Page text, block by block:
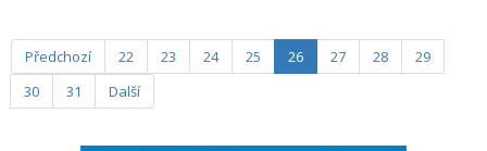
Předchozí
22 23 24 25 26 27 28
29
30
31 Další